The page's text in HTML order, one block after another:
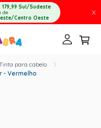
179,99 Sul/Sudeste
de
Centro Oeste
X
para cabelo
- Vermelho